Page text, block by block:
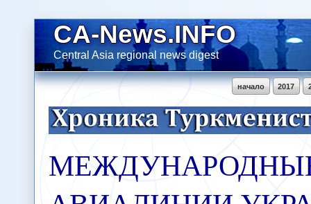
CA-News.INFO
Central Asia regional news digest
2017
начало